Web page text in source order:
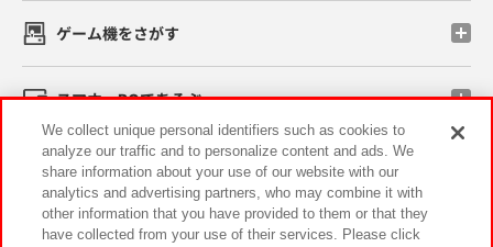
ゲーム機をさがす
スマホ・PCであそぶ
イベント・キャンペーン
We collect unique personal identifiers such as cookies to
analyze our traffic and to personalize content and ads. We
share information about your use of our website with our
analytics and advertising partners, who may combine it with
other information that you have provided to them or that they
have collected from your use of their services. Please click